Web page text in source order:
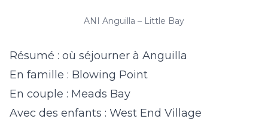
ANI Anguilla – Little Bay
Résumé : où séjourner à Anguilla
En famille : Blowing Point
En couple : Meads Bay
Avec des enfants : West End Village